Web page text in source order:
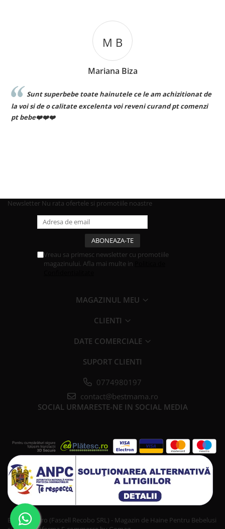
M B
Mariana Biza
Sunt superbebe toate hainutele ce le am achizitionat de
la voi si de o calitate excelenta voi reveni curand pt comenzi
pt bebe❤️❤️❤️
Newsletter Nu rata ofertele si promotiile noastre
Vreau sa primesc newsletter cu promotiile
magazinului. Afla mai multe in
MAGAZINUL MEU
CLIENTI
DATE COMERCIALE
SUPORT CLIENTI
0774980197
contact@bestmama.ro
SOCIAL URMARESTE-NE IN SOCIAL MEDIA
Bestmama.ro (Fascell Recobo SRL) - Magazin de Haine Pentru Bebelusi